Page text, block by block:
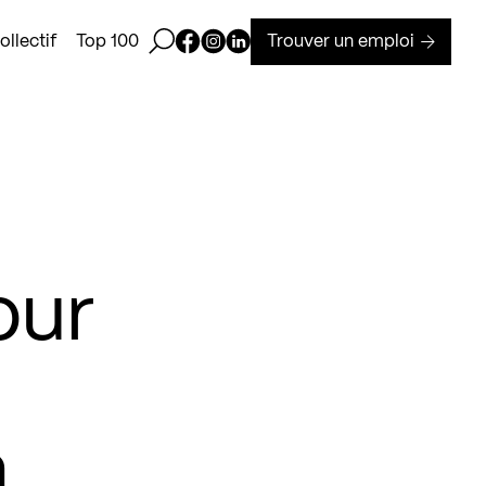
Top 100 Ouvrir la barre de recherche
Page Facebook de Kollectif
Page Instagram de Kollectif
Page Linkedin de Kollectif
Trouver un emploi